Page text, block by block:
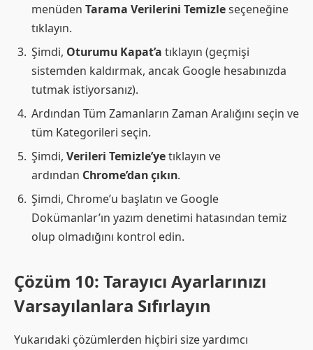
menüden Tarama Verilerini Temizleseçeneğine
tıklayın.
Şimdi, Oturumu Kapat’a tıklayın (geçmişi
sistemden kaldırmak, ancak Google hesabınızda
tutmak istiyorsanız).
Ardından Tüm Zamanların Zaman Aralığını seçin ve
tüm Kategorileri seçin.
Şimdi, Verileri Temizle’yetıklayın ve
ardından Chrome’dan çıkın.
Şimdi, Chrome’u başlatın ve Google
Dokümanlar’ın yazım denetimi hatasından temiz
olup olmadığını kontrol edin.
Çözüm 10: Tarayıcı Ayarlarınızı
Varsayılanlara Sıfırlayın
Yukarıdaki çözümlerden hiçbiri size yardımcı